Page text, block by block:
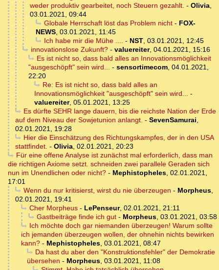
weder produktiv gearbeitet, noch Steuern gezahlt. - Olivia,
03.01.2021, 09:44
Globale Herrschaft löst das Problem nicht- FOX-
NEWS, 03.01.2021, 11:45
Ich habe mir die Mühe .... - NST, 03.01.2021, 12:45
innovationslose Zukunft?- valuereiter, 04.01.2021, 15:16
Es ist nicht so, dass bald alles an Innovationsmöglichkeit
"ausgeschöpft" sein wird... - sensortimecom, 04.01.2021,
22:20
Re: Es ist nicht so, dass bald alles an
Innovationsmöglichkeit "ausgeschöpft" sein wird... -
valuereiter, 05.01.2021, 13:25
Es dürfte SEHR lange dauern, bis die reichste Nation der Erde
auf dem Niveau der Sowjetunion anlangt. - SevenSamurai,
02.01.2021, 19:28
Hier die Einschätzung des Richtungskampfes, der in den USA
stattfindet. - Olivia, 02.01.2021, 20:23
Für eine offene Analyse ist zunächst mal erforderlich, dass man
die richtigen Axiome setzt. schneiden zwei parallele Geraden sich
nun im Unendlichen oder nicht? - Mephistopheles, 02.01.2021,
17:01
Wenn du nur kritisierst, wirst du nie überzeugen - Morpheus,
02.01.2021, 19:41
Cher Morpheus- LePenseur, 02.01.2021, 21:11
Gastbeiträge finde ich gut- Morpheus, 03.01.2021, 03:58
Ich möchte doch gar niemanden überzeugen! Warum sollte
ich jemanden überzeugen wollen, der ohnehin nichts bewirken
kann? - Mephistopheles, 03.01.2021, 08:47
Da hast du aber den "Konstruktionsfehler" der Demokratie
übersehen - Morpheus, 03.01.2021, 11:08